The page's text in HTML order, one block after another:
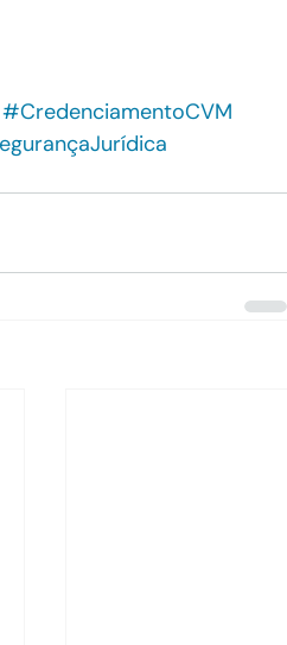
#CredenciamentoCVM